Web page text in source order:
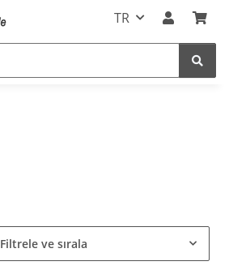
TR
Filtrele ve sırala